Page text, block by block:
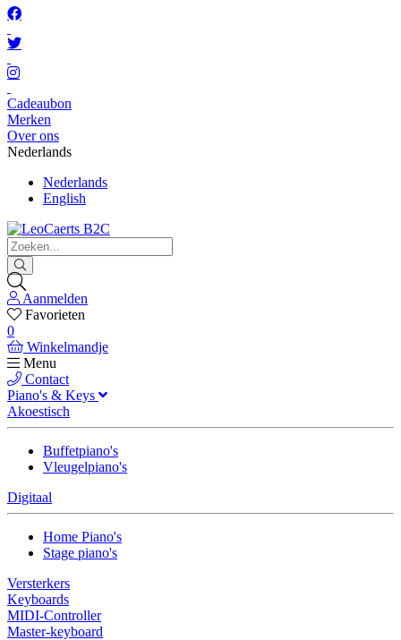
Cadeaubon
Merken
Over ons
Nederlands
Nederlands
English
Aanmelden
Favorieten
0
Winkelmandje
Menu
Contact
Piano's & Keys
Akoestisch
Buffetpiano's
Vleugelpiano's
Digitaal
Home Piano's
Stage piano's
Versterkers
Keyboards
MIDI-Controller
Master-keyboard